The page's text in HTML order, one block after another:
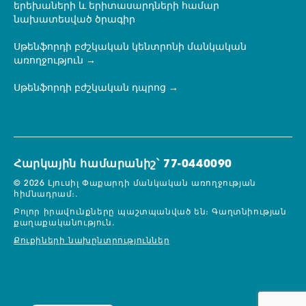
երեխաների և երիտասարդների համար
նախատեսված ծրագիր
Սթենֆորդի բժշկական կենտրոնի մանկական
առողջություն
Սթենֆորդի բժշկական դպրոց
Հարկային համարանիշ՝ 77-0440090
© 2026 Լյուսիլ Փաքարդի մանկական առողջության
հիմնադրամ։.
Բոլոր իրավունքները պաշտպանված են։Գաղտնիության
քաղաքականություն.
Քուքիների նախընտրություններ